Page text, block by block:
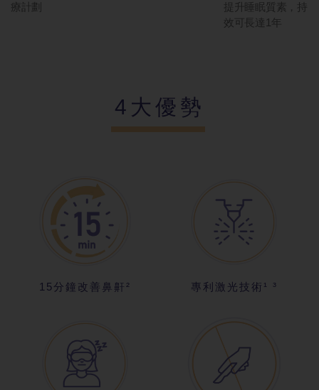
療計劃
提升睡眠質素，持
效可長達1年
4大優勢
15分鐘改善鼻鼾² 專利激光技術¹ ³